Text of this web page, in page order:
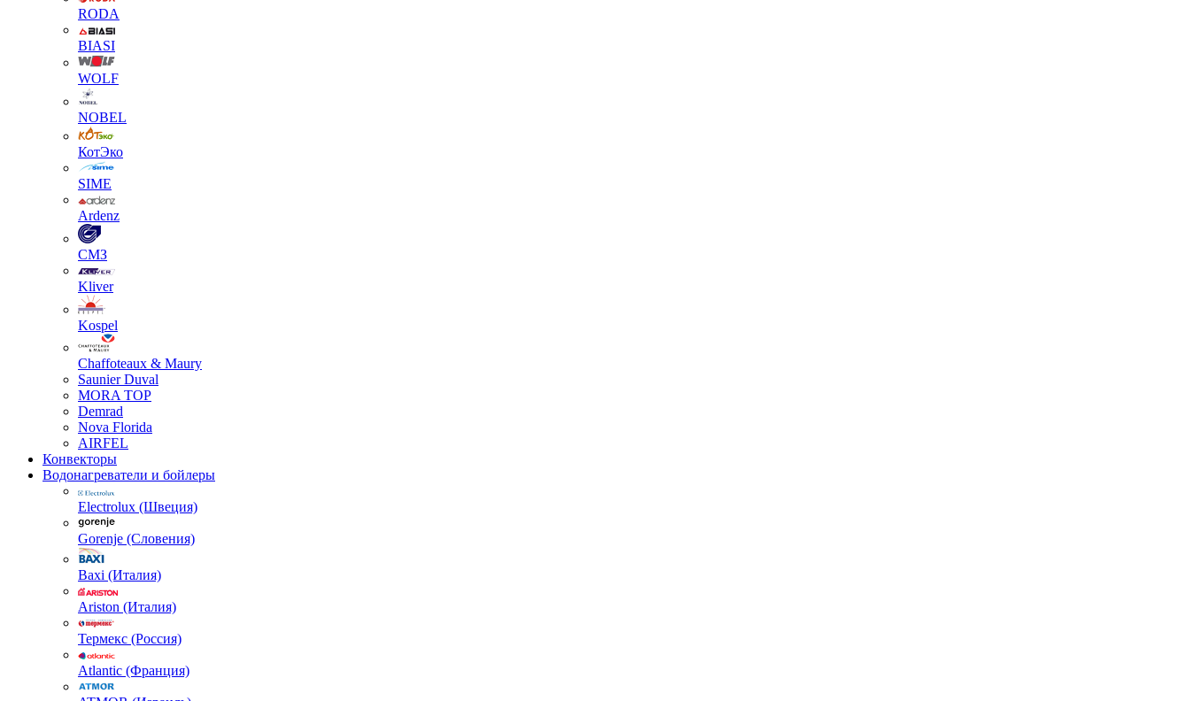
RODA
BIASI
WOLF
NOBEL
КотЭко
SIME
Ardenz
СМЗ
Kliver
Kospel
Chaffoteaux & Maury
Saunier Duval
MORA TOP
Demrad
Nova Florida
AIRFEL
Конвекторы
Водонагреватели и бойлеры
Electrolux (Швеция)
Gorenje (Словения)
Baxi (Италия)
Ariston (Италия)
Термекс (Россия)
Atlantic (Франция)